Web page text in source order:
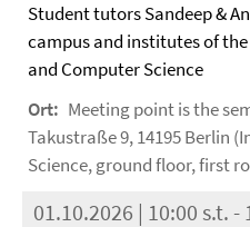
Student tutors Sandeep &
campus and institutes of
and Computer Science
Ort: Meeting point is the
Takustraße 9, 14195 Berlin
Science, ground floor, first
01.10.2026 | 10:00 s.t. -